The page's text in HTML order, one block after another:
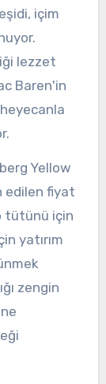
içim
lezzet
Baren'in
Yellow
edilen fiyat
tütünü için
yatırım
zengin